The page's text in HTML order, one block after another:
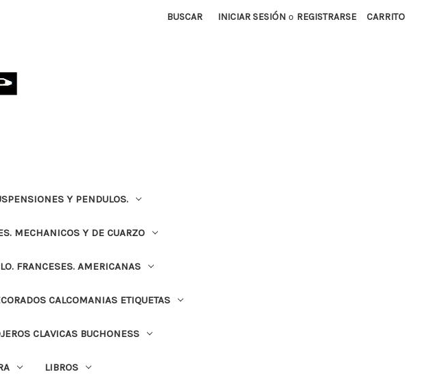
BUSCAR INICIAR SESIÓN o REGISTRARSE CARRITO
Y PENDULOS.
MECHANICOS Y DE CUARZO
FRANCESES. AMERICANAS
CALCOMANIAS ETIQUETAS
CLAVICAS BUCHONESS
LIBROS